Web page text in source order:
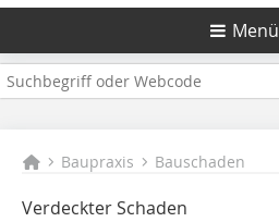
Menü
Baupraxis Bauschaden
Verdeckter Schaden